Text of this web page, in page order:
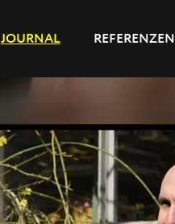
JOURNAL REFERENZEN